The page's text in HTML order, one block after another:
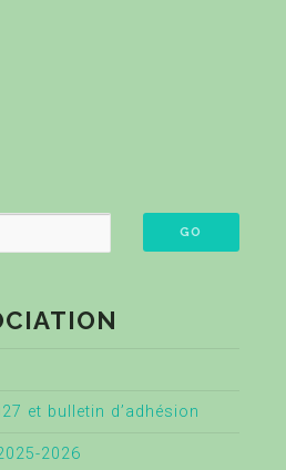
et bulletin d’adhésion
2026